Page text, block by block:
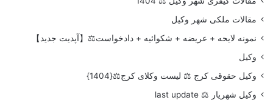
مقالات ملکی شهر وکیل
نمونه لایحه + عریضه + شکوائیه + دادخواست⚖️【آپدیت جدید】
وکیل
وکیل حقوقی کرج ⚖️ لیست وکلای کرج⚖️{1404}
وکیل شهریار ⚖️ last update